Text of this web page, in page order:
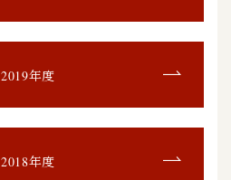
2019年度
2018年度